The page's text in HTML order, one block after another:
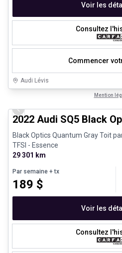
Voir les
Consultez
Commencer
Audi Lévis
Mention
Véhicules d'occasion certifiés
Previous slide
2022 Audi SQ5 Black
Black Optics Quantum Gray Toit
TFSI - Essence
29 301 km
Par semaine + tx
189 $
Voir les
Consultez